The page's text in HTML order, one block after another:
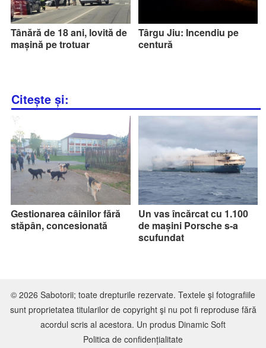
Tânără de 18 ani, lovită de
mașină pe trotuar
Târgu Jiu: Incendiu pe
centură
Citește și:
Gestionarea câinilor fără
stăpân, concesionată
Un vas încărcat cu 1.100
de mașini Porsche s-a
scufundat
© 2026 Sabotorii; toate drepturile rezervate. Textele şi fotografiile
sunt proprietatea titularilor de copyright şi nu pot fi reproduse fără
acordul scris al acestora. Un produs Dinamic Soft
Politica de confidențialitate